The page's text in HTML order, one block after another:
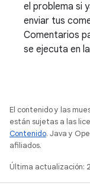
el problema si
enviar tus
Comentarios
se ejecuta en
El contenido y las
están sujetas a las
Contenido. Java y
afiliados.
Última actualización: